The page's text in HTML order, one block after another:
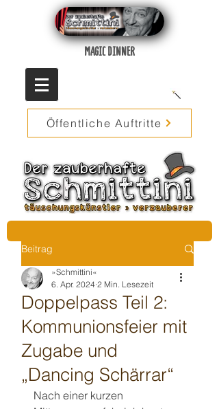
MAGIC DINNER
Öffentliche Auftritte
Beitrag
Doppelpass Teil 2:
Kommunionsfeier mit
Zugabe und
„Dancing Schärrar“
»Schmittini«
6. Apr. 2024 2 Min. Lesezeit
Nach einer kurzen